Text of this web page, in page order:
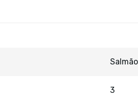
Salmão
3